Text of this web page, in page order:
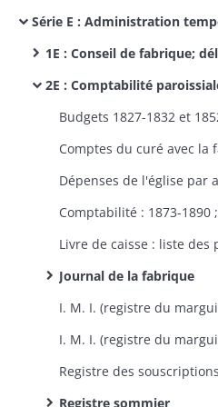
Série E : Administration
1E : Conseil de fabrique;
2E : Comptabilité paroissiale: quêtes, legs, denier du
Journal de la fabrique
Registre sommier